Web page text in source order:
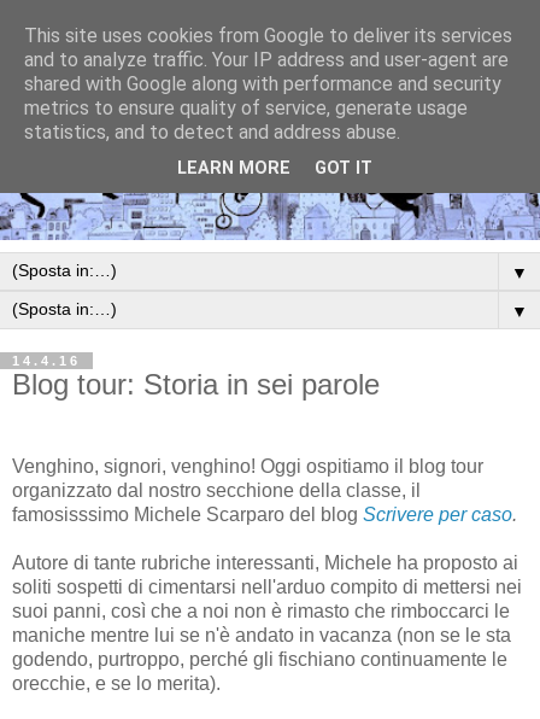
▼
▼
14.4.16
Blog tour: Storia in sei parole
Venghino, signori, venghino! Oggi ospitiamo il blog tour
organizzato dal nostro secchione della classe, il
famosisssimo Michele Scarparo del blog Scrivere per caso.
Autore di tante rubriche interessanti, Michele ha proposto ai
soliti sospetti di cimentarsi nell'arduo compito di mettersi nei
suoi panni, così che a noi non è rimasto che rimboccarci le
maniche mentre lui se n'è andato in vacanza (non se le sta
godendo, purtroppo, perché gli fischiano continuamente le
orecchie, e se lo merita).
This site uses cookies from Google to deliver its services
and to analyze traffic. Your IP address and user-agent are
shared with Google along with performance and security
metrics to ensure quality of service, generate usage
statistics, and to detect and address abuse.
LEARN MORE GOT IT